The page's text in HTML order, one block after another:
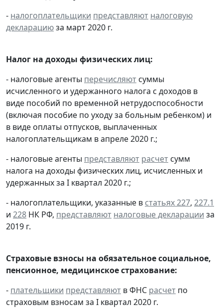
- налогоплательщики представляют налоговую
декларациюза март 2020 г.
Налог на доходы физических лиц:
- налоговые агенты перечисляют суммы
исчисленного и удержанного налога с доходов в
виде пособий по временной нетрудоспособности
(включая пособие по уходу за больным ребенком) и
в виде оплаты отпусков, выплаченных
налогоплательщикам в апреле 2020 г.;
- налоговые агенты представляют расчет сумм
налога на доходы физических лиц, исчисленных и
удержанных за I квартал 2020 г.;
- налогоплательщики, указанные в статьях 227, 227.1
и 228 НК РФ, представляют налоговые декларации за
2019 г.
Страховые взносы на обязательное социальное,
пенсионное, медицинское страхование:
- плательщики представляют в ФНС расчет по
страховым взносам за I квартал 2020 г.